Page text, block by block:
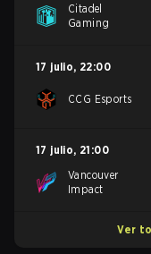
Citadel
Gaming
17 julio, 22:00
CCG Esports
17 julio, 21:00
Vancouver
Impact
Ver